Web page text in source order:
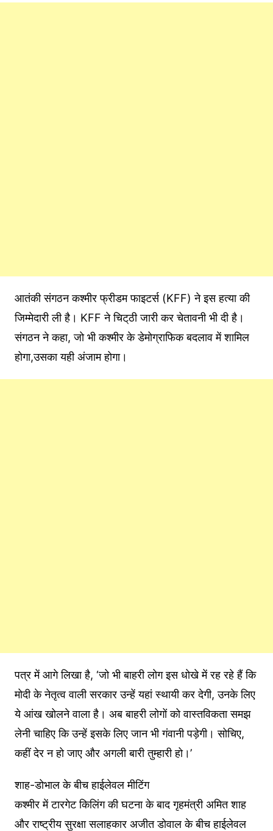
आतंकी संगठन कश्मीर फ्रीडम फाइटर्स (KFF) ने इस हत्या की
जिम्मेदारी ली है। KFF ने चिट्‌ठी जारी कर चेतावनी भी दी है।
संगठन ने कहा, जो भी कश्मीर के डेमोग्राफिक बदलाव में शामिल
होगा,उसका यही अंजाम होगा।
पत्र में आगे लिखा है, ‘जो भी बाहरी लोग इस धोखे में रह रहे हैं कि
मोदी के नेतृत्व वाली सरकार उन्हें यहां स्थायी कर देगी, उनके लिए
ये आंख खोलने वाला है। अब बाहरी लोगों को वास्तविकता समझ
लेनी चाहिए कि उन्हें इसके लिए जान भी गंवानी पड़ेगी। सोचिए,
कहीं देर न हो जाए और अगली बारी तुम्हारी हो।’
शाह-डोभाल के बीच हाईलेवल मीटिंग
कश्मीर में टारगेट किलिंग की घटना के बाद गृहमंत्री अमित शाह
और राष्ट्रीय सुरक्षा सलाहकार अजीत डोवाल के बीच हाईलेवल